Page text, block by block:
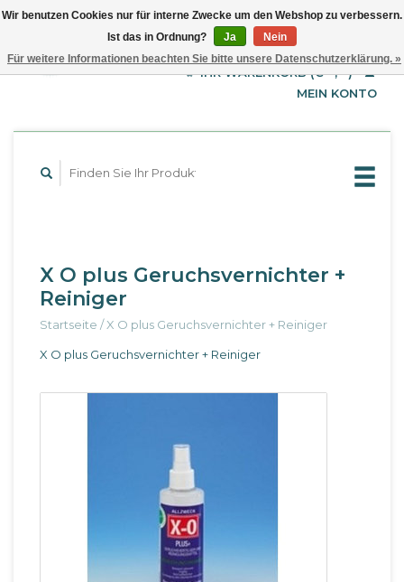
EUR
GBP
USD
English
Français
IHR WARENKORB (€--,--)
MEIN KONTO
X O plus Geruchsvernichter +
Reiniger
Startseite /X O plus Geruchsvernichter + Reiniger
X O plus Geruchsvernichter + Reiniger
Wir benutzen Cookies nur für interne Zwecke um den Webshop zu verbessern.
Ist das in Ordnung?
Ja
Nein
Für weitere Informationen beachten Sie bitte unsere Datenschutzerklärung. »